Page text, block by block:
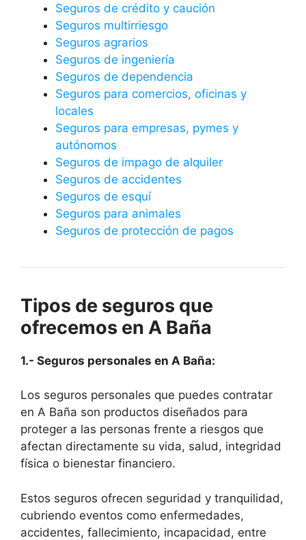
Seguros de crédito y caución
Seguros multirriesgo
Seguros agrarios
Seguros de ingeniería
Seguros de dependencia
Seguros para comercios, oficinas y
locales
Seguros para empresas, pymes y
autónomos
Seguros de impago de alquiler
Seguros de accidentes
Seguros de esquí
Seguros para animales
Seguros de protección de pagos
Tipos de seguros que
ofrecemos en A Baña
1.- Seguros personales en A Baña:
Los seguros personales que puedes contratar
en A Baña son productos diseñados para
proteger a las personas frente a riesgos que
afectan directamente su vida, salud, integridad
física o bienestar financiero.
Estos seguros ofrecen seguridad y tranquilidad,
cubriendo eventos como enfermedades,
accidentes, fallecimiento, incapacidad, entre